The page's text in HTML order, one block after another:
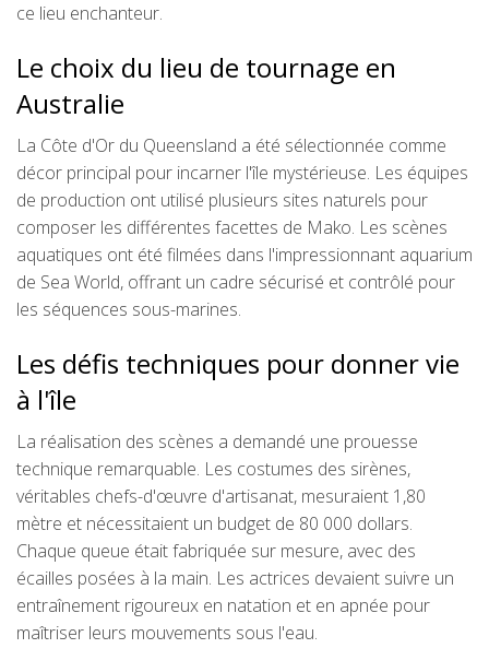
ce lieu enchanteur.
Le choix du lieu de tournage en
Australie
La Côte d'Or du Queensland a été sélectionnée comme
décor principal pour incarner l'île mystérieuse. Les équipes
de production ont utilisé plusieurs sites naturels pour
composer les différentes facettes de Mako. Les scènes
aquatiques ont été filmées dans l'impressionnant aquarium
de Sea World, offrant un cadre sécurisé et contrôlé pour
les séquences sous-marines.
Les défis techniques pour donner vie
à l'île
La réalisation des scènes a demandé une prouesse
technique remarquable. Les costumes des sirènes,
véritables chefs-d'œuvre d'artisanat, mesuraient 1,80
mètre et nécessitaient un budget de 80 000 dollars.
Chaque queue était fabriquée sur mesure, avec des
écailles posées à la main. Les actrices devaient suivre un
entraînement rigoureux en natation et en apnée pour
maîtriser leurs mouvements sous l'eau.